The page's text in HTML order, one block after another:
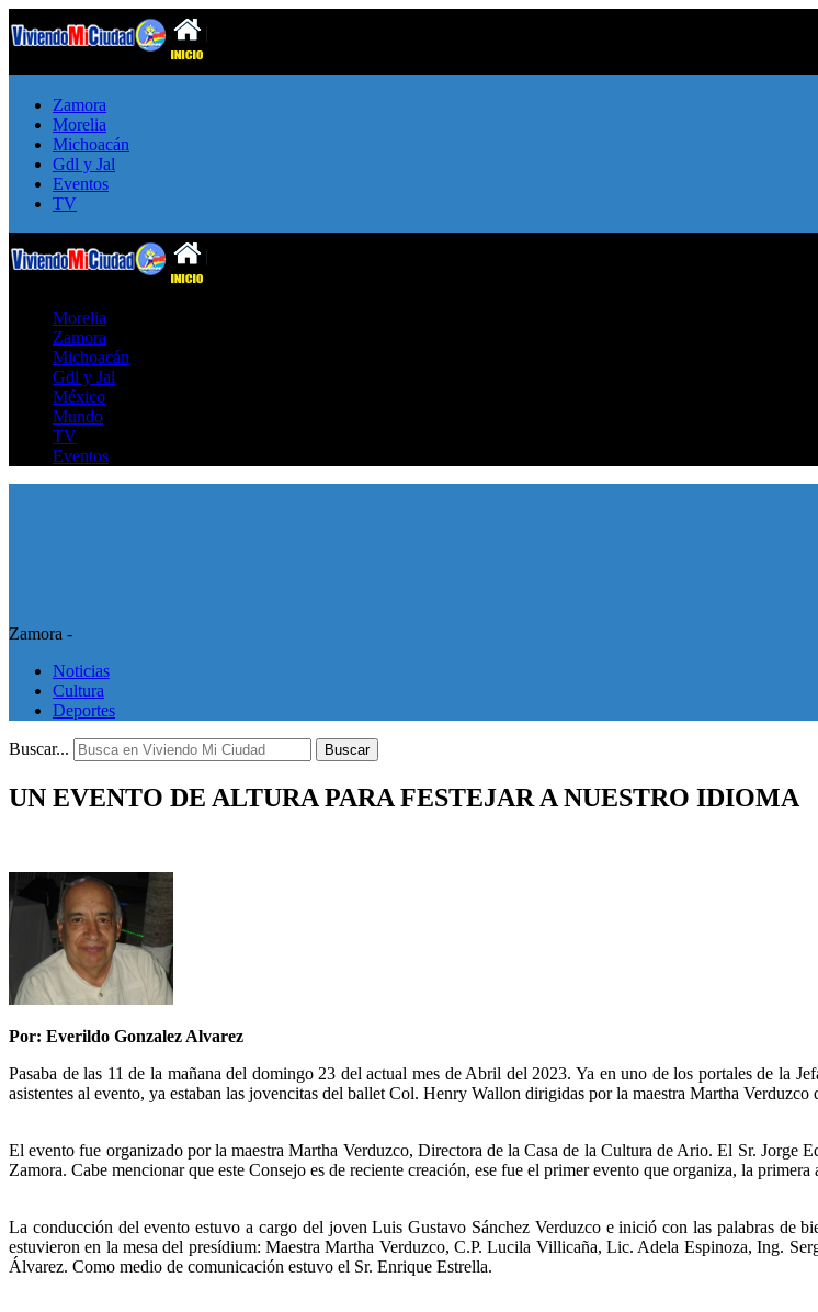
Zamora
Morelia
Michoacán
Gdl y Jal
Eventos
TV
Morelia
Zamora
Michoacán
Gdl y Jal
México
Mundo
TV
Eventos
Zamora -
Noticias
Cultura
Deportes
Buscar... Buscar
UN EVENTO DE ALTURA PARA FESTEJAR A NUESTRO IDIOMA
Por: Everildo Gonzalez Alvarez
Pasaba de las 11 de la mañana del domingo 23 del actual mes de Abril del 2023. Ya en uno de los portales de la
asistentes al evento, ya estaban las jovencitas del ballet Col. Henry Wallon dirigidas por la maestra Martha Verduzco
El evento fue organizado por la maestra Martha Verduzco, Directora de la Casa de la Cultura de Ario. El Sr.
Zamora. Cabe mencionar que este Consejo es de reciente creación, ese fue el primer evento que organiza, la
La conducción del evento estuvo a cargo del joven Luis Gustavo Sánchez Verduzco e inició con las palabras de
estuvieron en la mesa del presídium: Maestra Martha Verduzco, C.P. Lucila Villicaña, Lic. Adela Espinoza, Ing.
Álvarez. Como medio de comunicación estuvo el Sr. Enrique Estrella.